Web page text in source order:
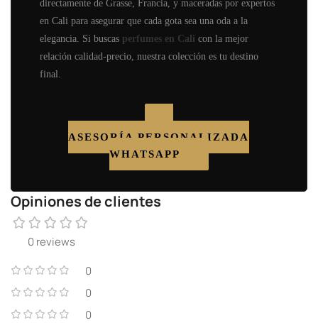
directamente de Grasse, Francia, y maceradas por expertos
en Cali para asegurar que cada gota sea una oda a la
elegancia. Si buscas perfumes en Cali con la mejor
relación calidad-precio, nuestra colección es tu destino
final.
ASESORÍA PERSONALIZADA
WHATSAPP
Opiniones de clientes
0 reviews
0
0
0